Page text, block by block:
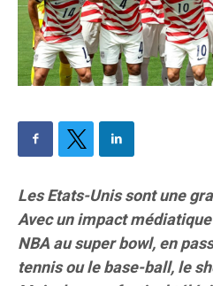
Les Etats-Unis sont une
Avec un impact
NBA au super bowl, en
tennis ou le base-ball, le